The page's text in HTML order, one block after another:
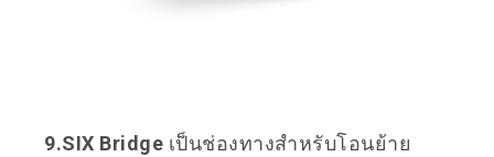
9.SIX Bridge เป็นช่องทางสำหรับโอนย้าย